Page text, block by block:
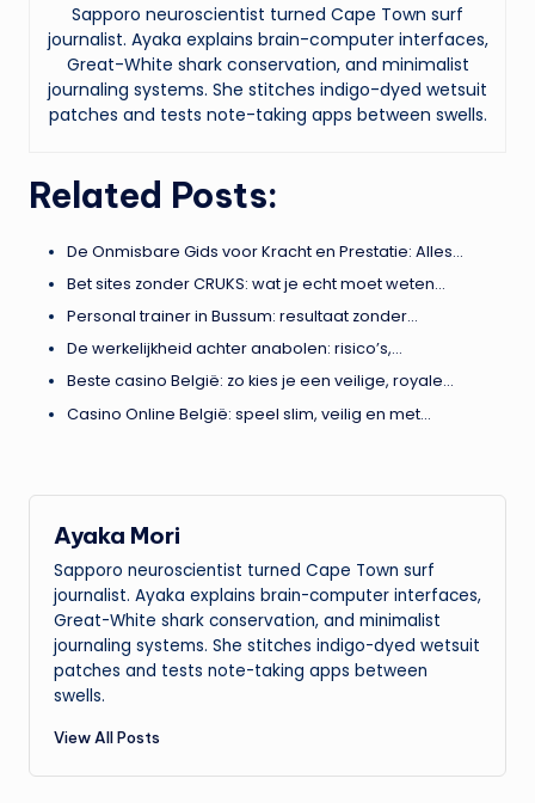
Sapporo neuroscientist turned Cape Town surf
journalist. Ayaka explains brain-computer interfaces,
Great-White shark conservation, and minimalist
journaling systems. She stitches indigo-dyed wetsuit
patches and tests note-taking apps between swells.
Related Posts:
De Onmisbare Gids voor Kracht en Prestatie: Alles…
Bet sites zonder CRUKS: wat je echt moet weten…
Personal trainer in Bussum: resultaat zonder…
De werkelijkheid achter anabolen: risico’s,…
Beste casino België: zo kies je een veilige, royale…
Casino Online België: speel slim, veilig en met…
Ayaka Mori
Sapporo neuroscientist turned Cape Town surf
journalist. Ayaka explains brain-computer interfaces,
Great-White shark conservation, and minimalist
journaling systems. She stitches indigo-dyed wetsuit
patches and tests note-taking apps between
swells.
View All Posts